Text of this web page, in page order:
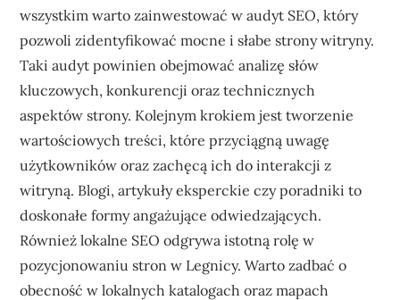
wszystkim warto zainwestować w audyt SEO, który
pozwoli zidentyfikować mocne i słabe strony witryny.
Taki audyt powinien obejmować analizę słów
kluczowych, konkurencji oraz technicznych
aspektów strony. Kolejnym krokiem jest tworzenie
wartościowych treści, które przyciągną uwagę
użytkowników oraz zachęcą ich do interakcji z
witryną. Blogi, artykuły eksperckie czy poradniki to
doskonałe formy angażujące odwiedzających.
Również lokalne SEO odgrywa istotną rolę w
pozycjonowaniu stron w Legnicy. Warto zadbać o
obecność w lokalnych katalogach oraz mapach